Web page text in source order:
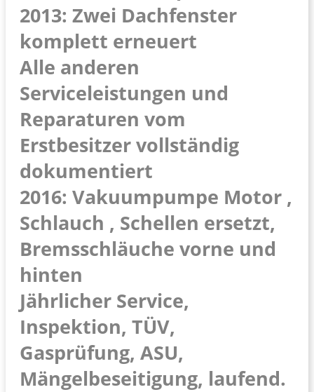
2013: Zwei Dachfenster
komplett erneuert
Alle anderen
Serviceleistungen und
Reparaturen vom
Erstbesitzer vollständig
dokumentiert
2016: Vakuumpumpe Motor ,
Schlauch , Schellen ersetzt,
Bremsschläuche vorne und
hinten
Jährlicher Service,
Inspektion, TÜV,
Gasprüfung, ASU,
Mängelbeseitigung, laufend.